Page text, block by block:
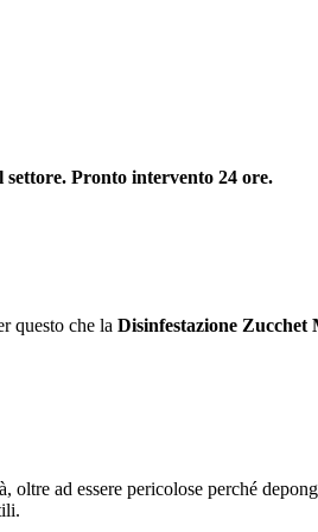
Pronto intervento 24 ore.
questo che la Disinfestazione Zucchet
ad essere pericolose perché